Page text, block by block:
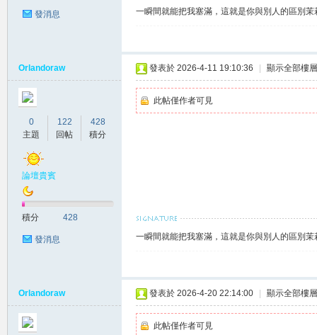
發消息 一瞬間就能把我塞滿，這就是你與別人的區別茉
Orlandoraw
0
主題
122
回帖
428
積分
論壇貴賓
積分 428
發消息
發表於 2026-4-11 19:10:36 顯示全部樓層
此帖僅作者可見
一瞬間就能把我塞滿，這就是你與別人的區別茉
Orlandoraw 發表於 2026-4-20 22:14:00 顯示全部樓層
此帖僅作者可見